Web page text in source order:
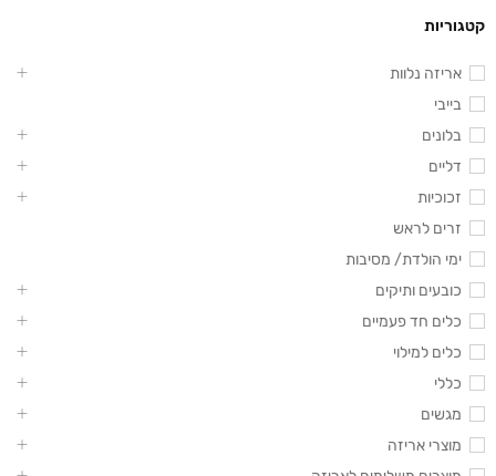
קטגוריות
אריזה נלוות
בייבי
בלונים
דליים
זכוכיות
זרים לראש
ימי הולדת/ מסיבות
כובעים ותיקים
כלים חד פעמיים
כלים למילוי
כללי
מגשים
מוצרי אריזה